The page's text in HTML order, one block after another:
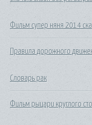
Фильм супер няня 2014
Правила дорожного
Словарь рак
Фильм рыцари круглого